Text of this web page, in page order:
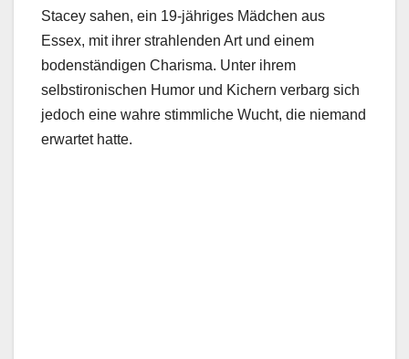
Stacey sahen, ein 19-jähriges Mädchen aus
Essex, mit ihrer strahlenden Art und einem
bodenständigen Charisma. Unter ihrem
selbstironischen Humor und Kichern verbarg sich
jedoch eine wahre stimmliche Wucht, die niemand
erwartet hatte.